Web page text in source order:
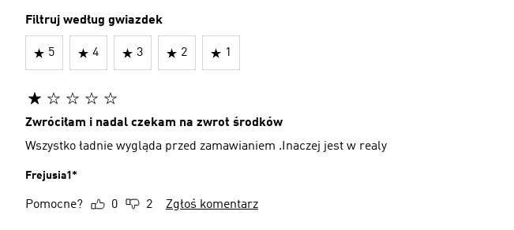
Filtruj według gwiazdek
5 4 3 2 1
Zwróciłam i nadal czekam na zwrot środków
Wszystko ładnie wygląda przed zamawianiem .Inaczej jest w realy
Frejusia1*
Pomocne? 0 2 Zgłoś komentarz